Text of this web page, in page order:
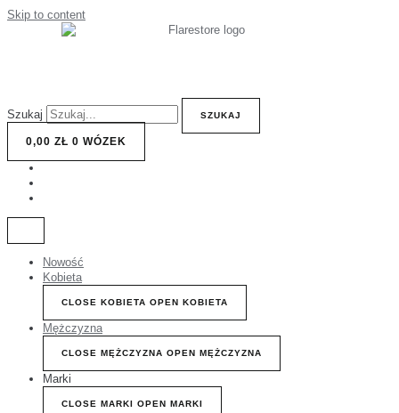
Skip to content
Szukaj SZUKAJ
0,00 ZŁ 0 WÓZEK
Nowość
Kobieta
CLOSE KOBIETA OPEN KOBIETA
Mężczyzna
CLOSE MĘŻCZYZNA OPEN MĘŻCZYZNA
Marki
CLOSE MARKI OPEN MARKI